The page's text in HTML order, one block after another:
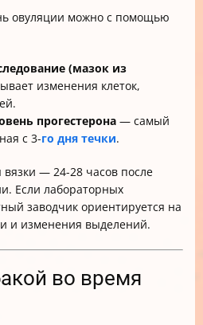
овуляции можно с помощью
(мазок из
изменения клеток,
прогестерона — самый
с 3-го дня течки.
— 24-28 часов после
Если лабораторных
заводчик ориентируется на
и изменения выделений.
во время